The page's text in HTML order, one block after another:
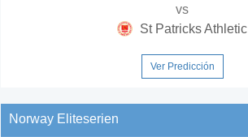
vs
St Patricks Athletic
Ver Predicción
Norway Eliteserien